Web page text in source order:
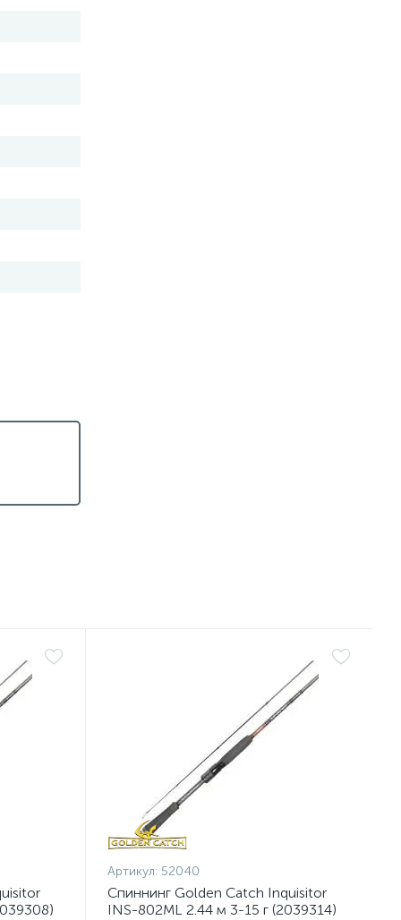
Артикул: 52040
Спиннинг Golden Catch Inquisitor
INS-802ML 2.44 м 3-15 г (2039314)